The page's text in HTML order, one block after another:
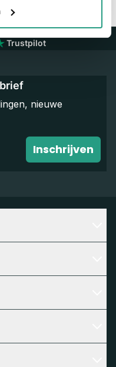
Trustpilot
nieuwe
Inschrijven